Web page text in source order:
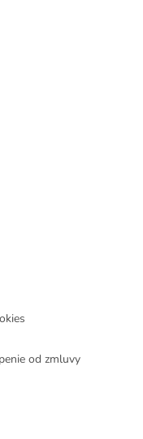
od zmluvy